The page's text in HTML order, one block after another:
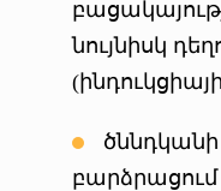
նույնիսկ
բարձրացում